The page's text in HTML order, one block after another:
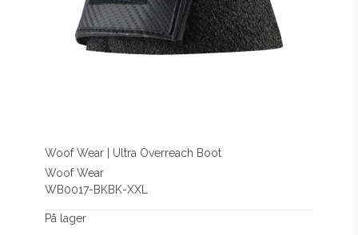
Woof Wear | Ultra Overreach Boot
Woof Wear
WB0017-BKBK-XXL
På lager